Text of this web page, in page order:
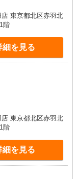
東京都北区赤羽北
階
細を見る
東京都北区赤羽北
階
細を見る